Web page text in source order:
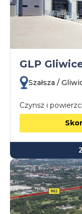
GLP
Szałsza /
Czynsz i